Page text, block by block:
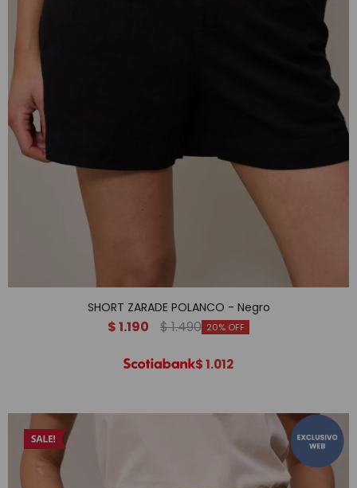
SHORT ZARADE POLANCO - Negro
$1.190 $1.490 20
$1.012